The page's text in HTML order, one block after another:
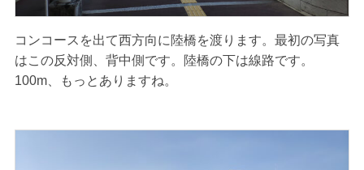
コンコースを出て西方向に陸橋を渡ります。最初の写真
はこの反対側、背中側です。陸橋の下は線路です。
100m、もっとありますね。